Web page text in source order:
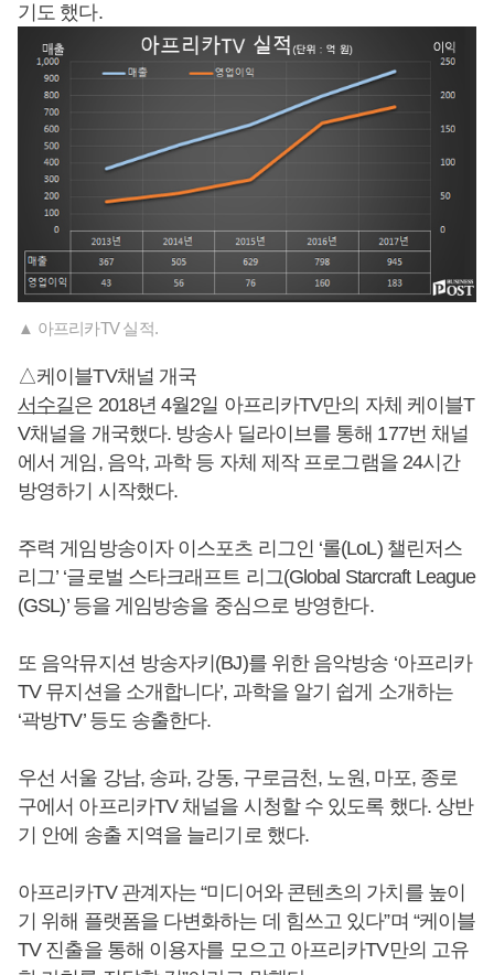
기도 했다.
▲ 아프리카TV 실적.
△케이블TV채널 개국
서수길은 2018년 4월2일 아프리카TV만의 자체 케이블T
V채널을 개국했다. 방송사 딜라이브를 통해 177번 채널
에서 게임, 음악, 과학 등 자체 제작 프로그램을 24시간
방영하기 시작했다.
주력 게임방송이자 이스포츠 리그인 ‘롤(LoL) 챌린저스
리그’ ‘글로벌 스타크래프트 리그(Global Starcraft League
(GSL)’ 등을 게임방송을 중심으로 방영한다.
또 음악뮤지션 방송자키(BJ)를 위한 음악방송 ‘아프리카
TV 뮤지션을 소개합니다’, 과학을 알기 쉽게 소개하는
‘곽방TV’ 등도 송출한다.
우선 서울 강남, 송파, 강동, 구로금천, 노원, 마포, 종로
구에서 아프리카TV 채널을 시청할 수 있도록 했다. 상반
기 안에 송출 지역을 늘리기로 했다.
아프리카TV 관계자는 “미디어와 콘텐츠의 가치를 높이
기 위해 플랫폼을 다변화하는 데 힘쓰고 있다”며 “케이블
TV 진출을 통해 이용자를 모으고 아프리카TV만의 고유